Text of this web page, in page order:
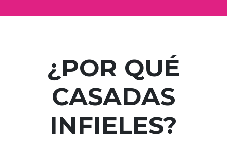
¿POR QUÉ
CASADAS
INFIELES?